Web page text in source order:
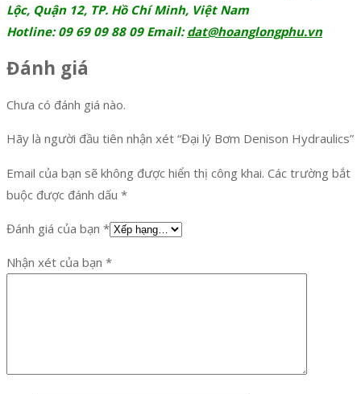
Lộc, Quận 12, TP. Hồ Chí Minh, Việt Nam
Hotline: 09 69 09 88 09 Email:dat@hoanglongphu.vn
Đánh giá
Chưa có đánh giá nào.
Hãy là người đầu tiên nhận xét “Đại lý Bơm Denison Hydraulics”
Email của bạn sẽ không được hiển thị công khai. Các trường bắt
buộc được đánh dấu *
Đánh giá của bạn *
Nhận xét của bạn *